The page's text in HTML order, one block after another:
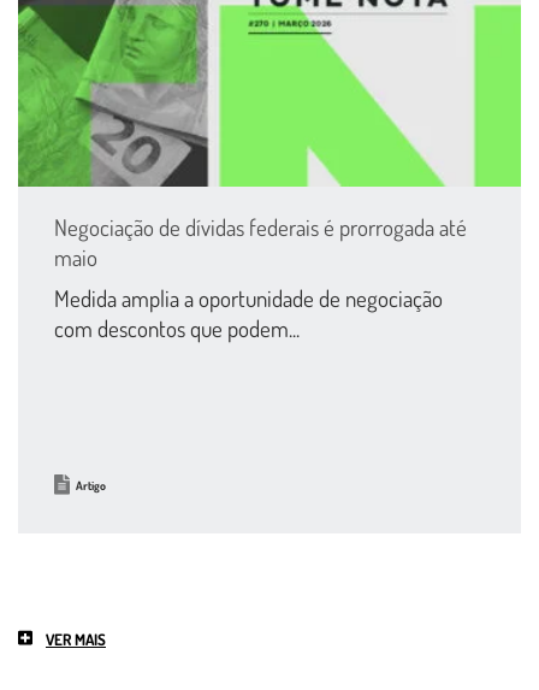
Negociação de dívidas federais é prorrogada até
maio
Medida amplia a oportunidade de negociação
com descontos que podem...
Artigo
VER MAIS